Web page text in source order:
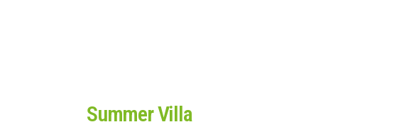
Summer Villa